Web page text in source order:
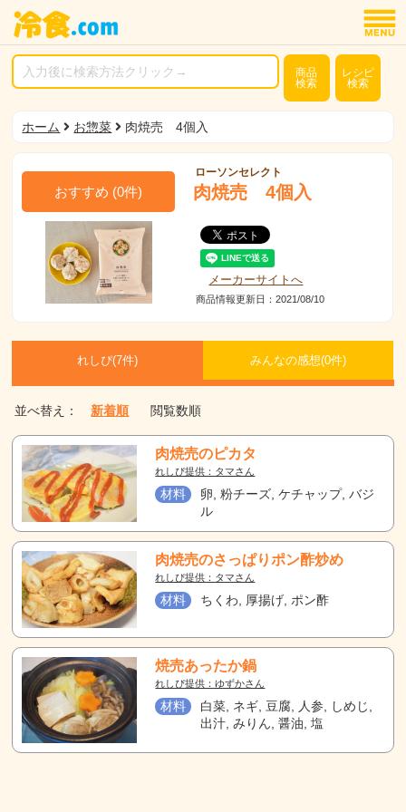
商品
検索
レシピ
検索
ホーム お惣菜 肉焼売 4個入
おすすめ (0件)
ローソンセレクト
肉焼売 4個入
メーカーサイトへ
商品情報更新日：2021/08/10
れしぴ(7件) みんなの感想(0件)
並べ替え： 新着順 閲覧数順
肉焼売のピカタ
れしぴ提供：タマさん
材料
卵, 粉チーズ, ケチャップ, バジ
ル
肉焼売のさっぱりポン酢炒め
れしぴ提供：タマさん
材料 ちくわ, 厚揚げ, ポン酢
焼売あったか鍋
れしぴ提供：ゆずかさん
材料
白菜, ネギ, 豆腐, 人参, しめじ,
出汁, みりん, 醤油, 塩